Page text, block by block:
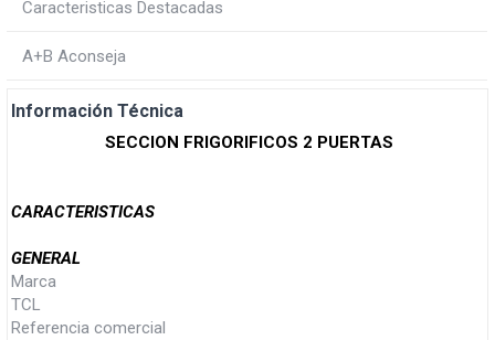
Caracteristicas Destacadas
A+B Aconseja
Información Técnica
SECCION FRIGORIFICOS 2 PUERTAS
CARACTERISTICAS
GENERAL
Marca
TCL
Referencia comercial